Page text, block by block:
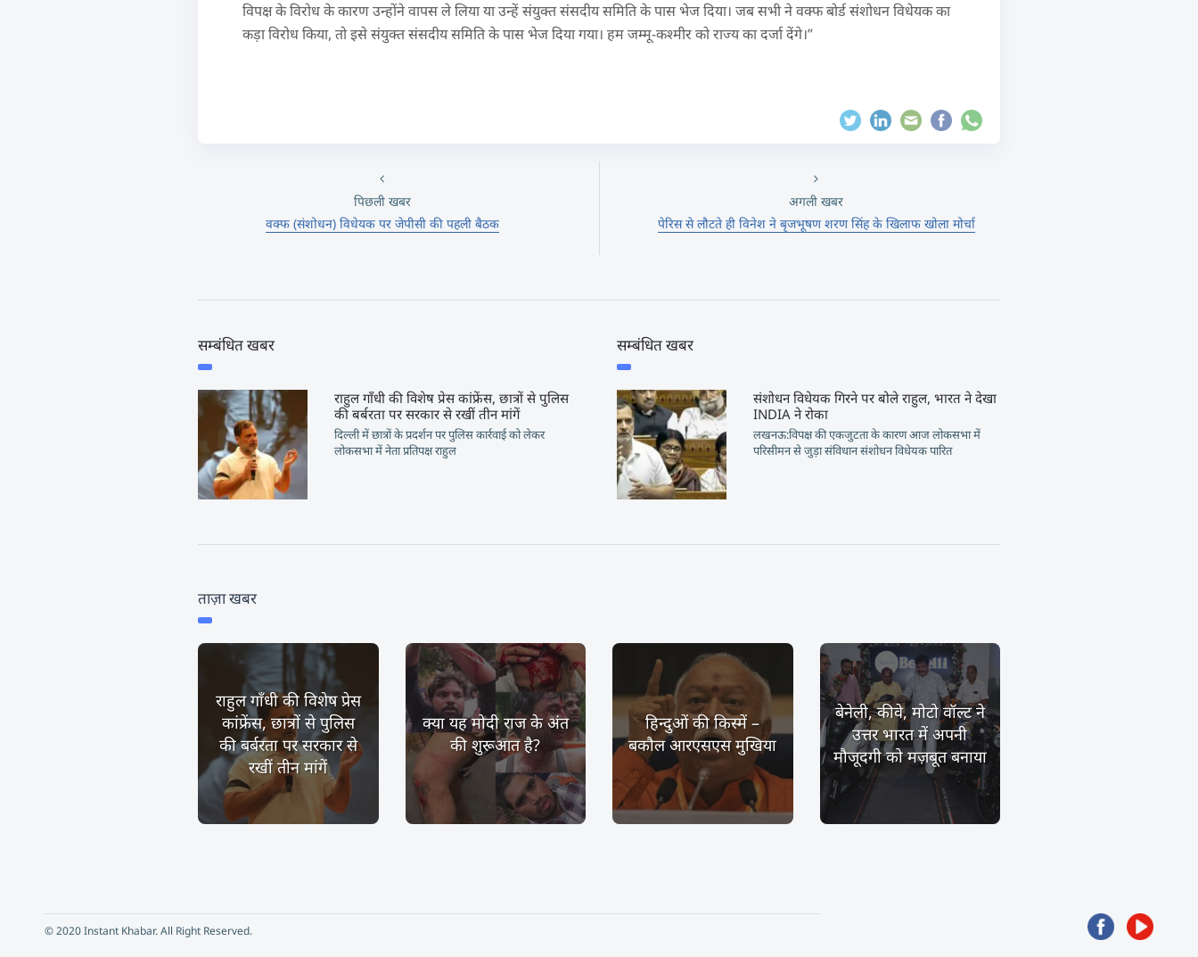
विपक्ष के विरोध के कारण उन्होंने वापस ले लिया या उन्हें संयुक्त संसदीय समिति के पास भेज दिया। जब सभी ने वक्फ बोर्ड संशोधन विधेयक का
कड़ा विरोध किया, तो इसे संयुक्त संसदीय समिति के पास भेज दिया गया। हम जम्मू-कश्मीर को राज्य का दर्जा देंगे।”
पिछली खबर
वक्फ (संशोधन) विधेयक पर जेपीसी की पहली बैठक
अगली खबर
पेरिस से लौटते ही विनेश ने बृजभूषण शरण सिंह के खिलाफ खोला मोर्चा
सम्बंधित खबर
राहुल गाँधी की विशेष प्रेस कांफ्रेंस, छात्रों से पुलिस
की बर्बरता पर सरकार से रखीं तीन मांगें
दिल्ली में छात्रों के प्रदर्शन पर पुलिस कार्रवाई को लेकर
लोकसभा में नेता प्रतिपक्ष राहुल
सम्बंधित खबर
संशोधन विधेयक गिरने पर बोले राहुल, भारत ने देखा
INDIA ने रोका
लखनऊ:विपक्ष की एकजुटता के कारण आज लोकसभा में
परिसीमन से जुड़ा संविधान संशोधन विधेयक पारित
ताज़ा खबर
राहुल गाँधी की विशेष प्रेस
कांफ्रेंस, छात्रों से पुलिस
की बर्बरता पर सरकार से
रखीं तीन मांगें
क्या यह मोदी राज के अंत
की शुरूआत है?
हिन्दुओं की किस्में –
बकौल आरएसएस मुखिया
बेनेली, कीवे, मोटो वॉल्ट ने
उत्तर भारत में अपनी
मौजूदगी को मज़बूत बनाया
© 2020 Instant Khabar. All Right Reserved.